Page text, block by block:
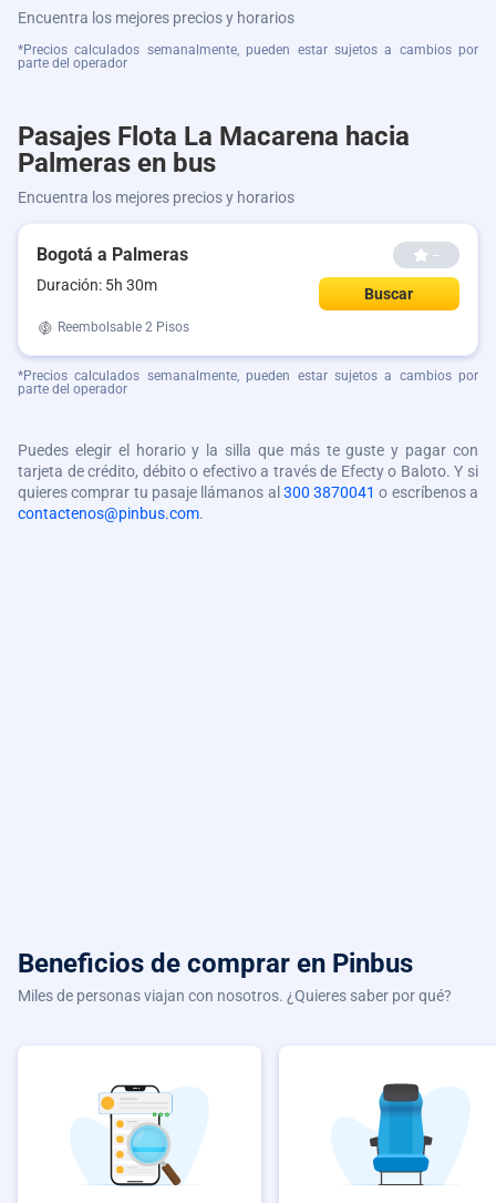
Encuentra los mejores precios y horarios
*Precios calculados semanalmente, pueden estar sujetos a cambios por
parte del operador
Pasajes Flota La Macarena hacia
Palmeras en bus
Encuentra los mejores precios y horarios
Bogotá a Palmeras
Duración: 5h 30m
--
Buscar
Reembolsable 2 Pisos
*Precios calculados semanalmente, pueden estar sujetos a cambios por
parte del operador
Puedes elegir el horario y la silla que más te guste y pagar con
tarjeta de crédito, débito o efectivo a través de Efecty o Baloto. Y si
quieres comprar tu pasaje llámanos al 300 3870041 o escríbenos a
contactenos@pinbus.com.
Beneficios de comprar en Pinbus
Miles de personas viajan con nosotros. ¿Quieres saber por qué?